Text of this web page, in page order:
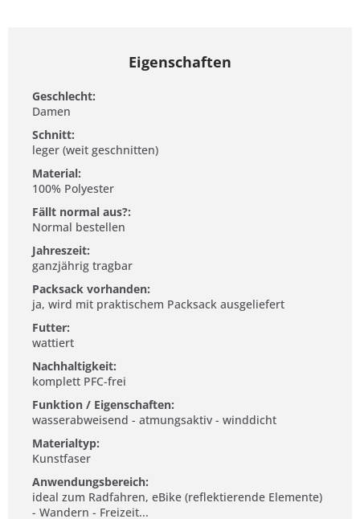
Eigenschaften
Geschlecht:
Damen
Schnitt:
leger (weit geschnitten)
Material:
100% Polyester
Fällt normal aus?:
Normal bestellen
Jahreszeit:
ganzjährig tragbar
Packsack vorhanden:
ja, wird mit praktischem Packsack ausgeliefert
Futter:
wattiert
Nachhaltigkeit:
komplett PFC-frei
Funktion / Eigenschaften:
wasserabweisend - atmungsaktiv - winddicht
Materialtyp:
Kunstfaser
Anwendungsbereich:
ideal zum Radfahren, eBike (reflektierende Elemente)
- Wandern - Freizeit...